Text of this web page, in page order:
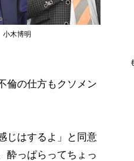
小木博明
倫の仕方もクソメン
じはするよ」と同意
酔っぱらってちょっ